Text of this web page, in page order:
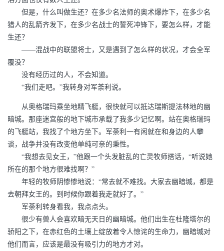
但是，什么叫做生还？在多少名法师的奥术爆炸下，在多少名
猎人的乱箭齐发下，在多少名战士的誓死冲锋下，要怎么样，才能
生还？
——混战中的联盟将士，又是遇到了怎么样的状况，才会全军
覆没？
没有经历过的人，不会知道。
“我们走吧。”我转身对军荼利说。
从奥格瑞玛乘坐地精飞艇，很快就可以抵达瑞斯提法林地的幽
暗城。那座迷宫般的地下城市承载了我多少记忆啊。站在奥格瑞玛
的飞艇站，我找了个地方坐下。军荼利一有闲就在和身边的人攀
谈，战争并没有改变他单纯可亲的秉性。
“我想去见女王，”他跟一个头发脏乱的亡灵牧师搭话，“听说她
所在的那个地方很难找啊？”
年轻的牧师阴惨惨地说：“常去就不难找。大家去幽暗城，都是
去朝拜女王的。到时候你跟着我走就好了。”
军荼利转身看我，我点点头。
很少有兽人会喜欢暗无天日的幽暗城。他们出生在杜隆塔尔的
骄阳之下，在赤红色的土壤上绽放着令人惊诧的生命力，幽暗城对
他们而言，应该是最没有吸引力的地方才对。